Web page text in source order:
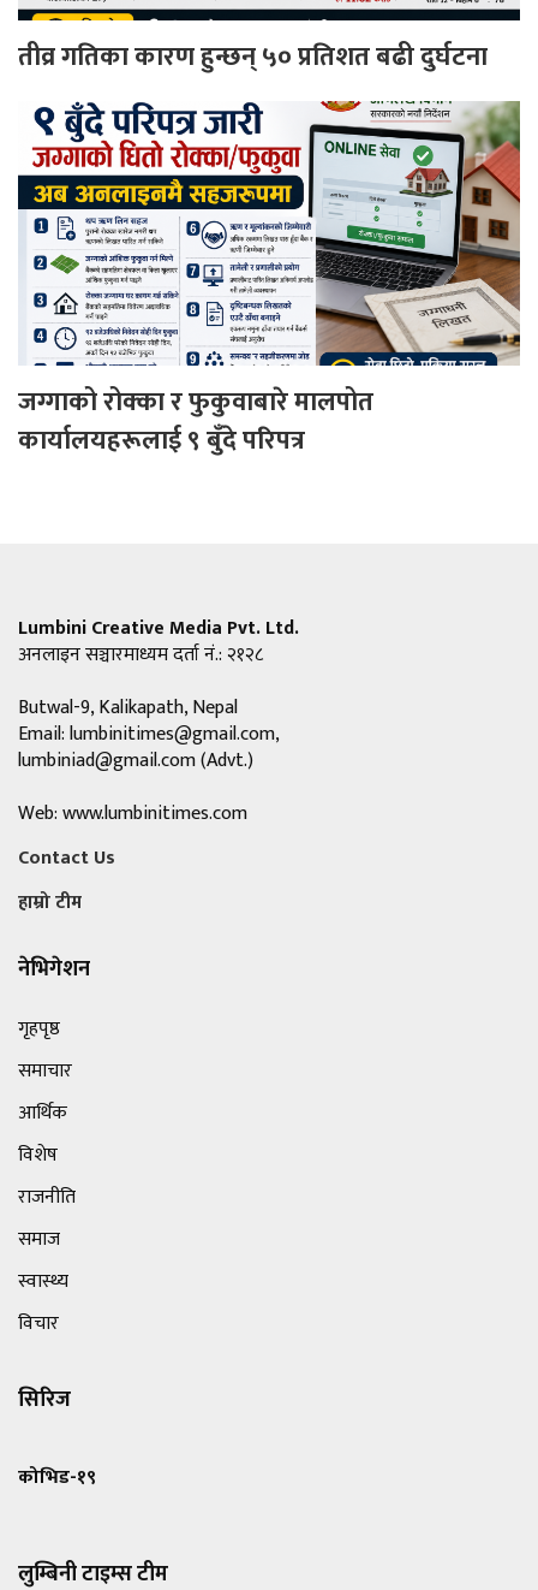
तीव्र गतिका कारण हुन्छन् ५० प्रतिशत बढी दुर्घटना
जग्गाको रोक्का र फुकुवाबारे मालपोत
कार्यालयहरूलाई ९ बुँदे परिपत्र
Lumbini Creative Media Pvt. Ltd.
अनलाइन सञ्चारमाध्यम दर्ता नं.: २१२८
Butwal-9, Kalikapath, Nepal
Email:lumbinitimes@gmail.com,
lumbiniad@gmail.com(Advt.)
Web: www.lumbinitimes.com
Contact Us
हाम्रो टीम
नेभिगेशन
गृहपृष्ठ
समाचार
आर्थिक
विशेष
राजनीति
समाज
स्वास्थ्य
विचार
सिरिज
कोभिड-१९
लुम्बिनी टाइम्स टीम